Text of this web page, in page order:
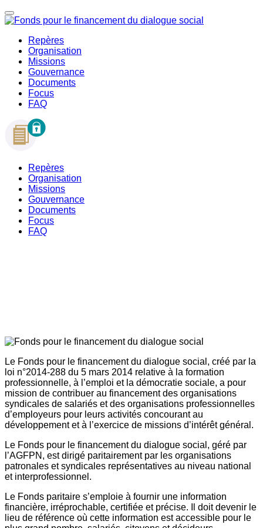
Repères
Organisation
Missions
Gouvernance
Documents
Focus
FAQ
Repères
Organisation
Missions
Gouvernance
Documents
Focus
FAQ
Le Fonds pour le financement du dialogue social, créé par la
loi n°2014-288 du 5 mars 2014 relative à la formation
professionnelle, à l’emploi et la démocratie sociale, a pour
mission de contribuer au financement des organisations
syndicales de salariés et des organisations professionnelles
d’employeurs pour leurs activités concourant au
développement et à l’exercice de missions d’intérêt général.
Le Fonds pour le financement du dialogue social, géré par
l’AGFPN, est dirigé paritairement par les organisations
patronales et syndicales représentatives au niveau national
et interprofessionnel.
Le Fonds paritaire s’emploie à fournir une information
financière, irréprochable, certifiée et précise. Il doit devenir le
lieu de référence où cette information est accessible pour le